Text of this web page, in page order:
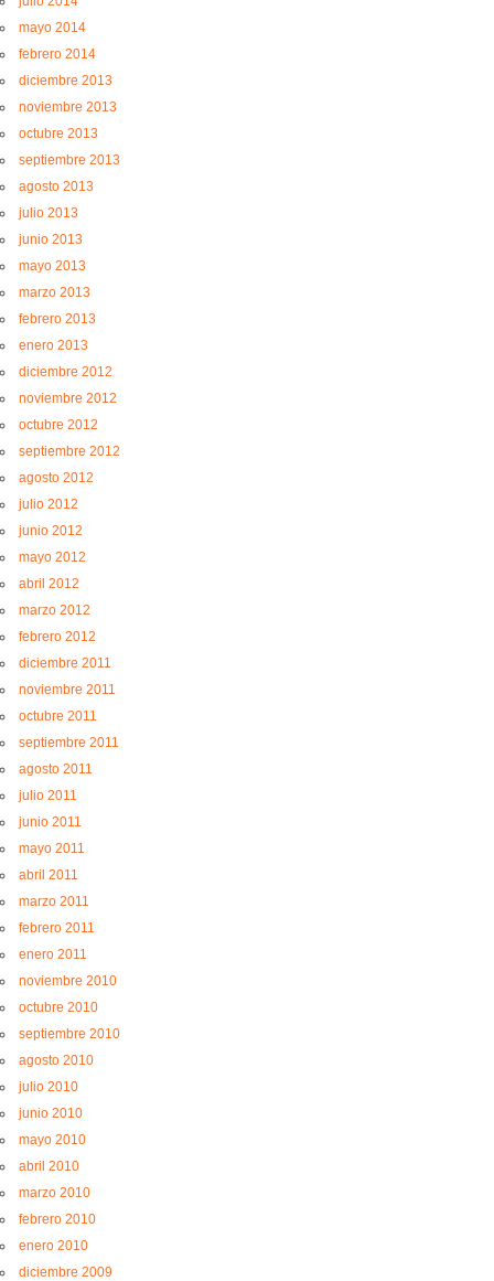
mayo 2014
febrero 2014
diciembre 2013
noviembre 2013
octubre 2013
septiembre 2013
agosto 2013
julio 2013
junio 2013
mayo 2013
marzo 2013
febrero 2013
enero 2013
diciembre 2012
noviembre 2012
octubre 2012
septiembre 2012
agosto 2012
julio 2012
junio 2012
mayo 2012
abril 2012
marzo 2012
febrero 2012
diciembre 2011
noviembre 2011
octubre 2011
septiembre 2011
agosto 2011
julio 2011
junio 2011
mayo 2011
abril 2011
marzo 2011
febrero 2011
enero 2011
noviembre 2010
octubre 2010
septiembre 2010
agosto 2010
julio 2010
junio 2010
mayo 2010
abril 2010
marzo 2010
febrero 2010
enero 2010
diciembre 2009